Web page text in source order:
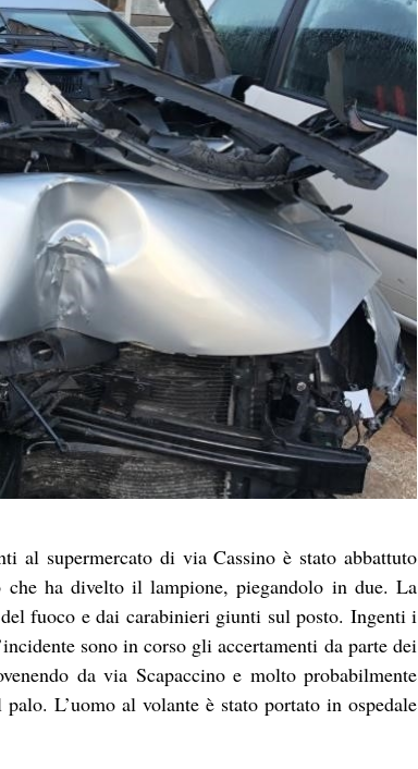
al supermercato di via Cassino è stato abbattuto
ha divelto il lampione, piegandolo in due. La
fuoco e dai carabinieri giunti sul posto. Ingenti i
sono in corso gli accertamenti da parte dei
da via Scapaccino e molto probabilmente
L’uomo al volante è stato portato in ospedale